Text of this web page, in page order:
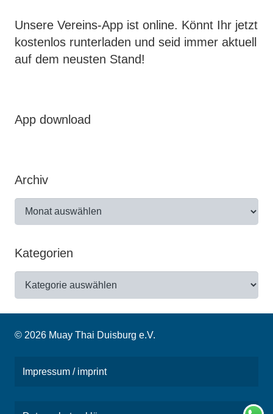
Unsere Vereins-App ist online. Könnt Ihr jetzt
kostenlos runterladen und seid immer aktuell
auf dem neusten Stand!
App download
Archiv
Kategorien
© 2026 Muay Thai Duisburg e.V.
Impressum / imprint